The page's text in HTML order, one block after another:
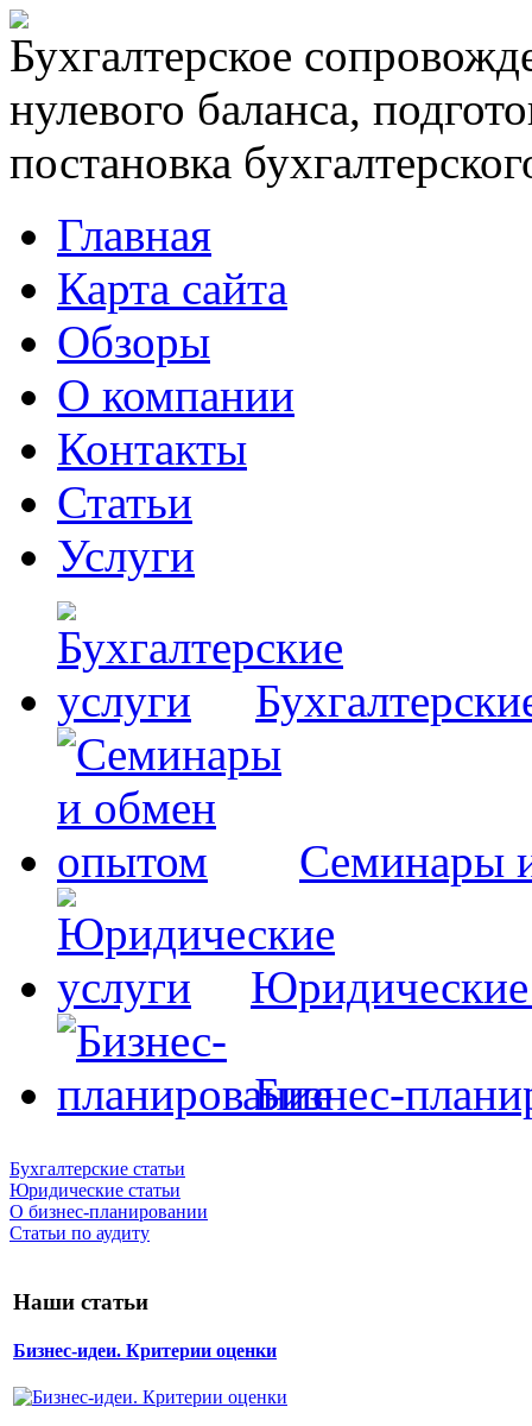
Бухгалтерское
нулевого баланса,
постановка
Главная
Карта сайта
Обзоры
О компании
Контакты
Статьи
Услуги
Семинары
Юридические
Бизнес-
Бухгалтерские статьи
Юридические статьи
О бизнес-планировании
Статьи по аудиту
Наши статьи
Бизнес-идеи. Критерии оценки